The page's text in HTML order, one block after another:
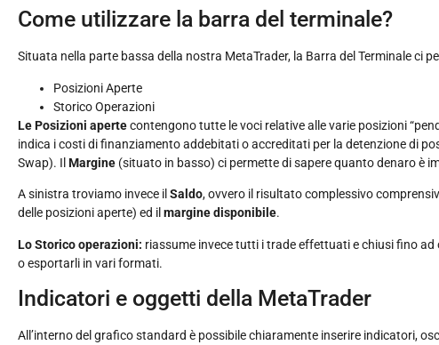
Come utilizzare la barra del terminale?
Situata nella parte bassa della nostra MetaTrader, la Barra del Terminale ci
Posizioni Aperte
Storico Operazioni
Le Posizioni apertecontengono tutte le voci relative alle varie posizioni
indica i costi di finanziamento addebitati o accreditati per la detenzione di
Swap). Il Margine (situato in basso) ci permette di sapere quanto denaro è
A sinistra troviamo invece il Saldo, ovvero il risultato complessivo
delle posizioni aperte) ed il margine disponibile.
Lo Storico operazioni: riassume invece tutti i trade effettuati e chiusi fino
o esportarli in vari formati.
Indicatori e oggetti della MetaTrader
All’interno del grafico standard è possibile chiaramente inserire indicatori,